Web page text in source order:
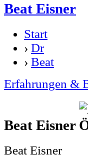
Beat Eisner
Start
› Dr
› Beat
Erfahrungen &
Beat Eisner
Beat Eisner